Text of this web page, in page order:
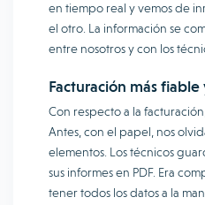
en tiempo real y vemos de
el otro. La información se
entre nosotros y con los
Facturación más fiable
Con respecto a la
Antes, con el papel, nos
elementos. Los técnicos
sus informes en PDF. Era
tener todos los datos a la